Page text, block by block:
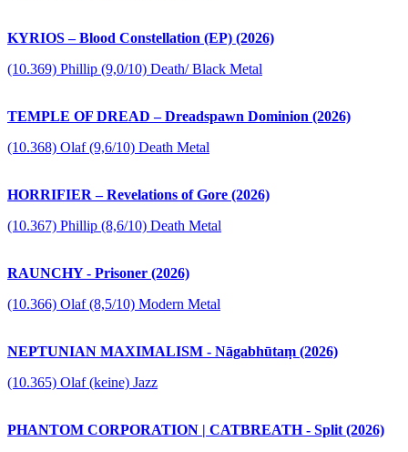
KYRIOS – Blood Constellation (EP) (2026)
(10.369) Phillip (9,0/10) Death/ Black Metal
TEMPLE OF DREAD – Dreadspawn Dominion (2026)
(10.368) Olaf (9,6/10) Death Metal
HORRIFIER – Revelations of Gore (2026)
(10.367) Phillip (8,6/10) Death Metal
RAUNCHY - Prisoner (2026)
(10.366) Olaf (8,5/10) Modern Metal
NEPTUNIAN MAXIMALISM - Nāgabhūtaṃ (2026)
(10.365) Olaf (keine) Jazz
PHANTOM CORPORATION | CATBREATH - Split (2026)